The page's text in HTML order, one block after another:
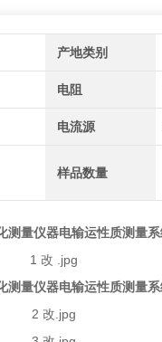
产地类别
电阻
电流源
样品数量
测量仪器电输运性质测量
测量仪器电输运性质测量